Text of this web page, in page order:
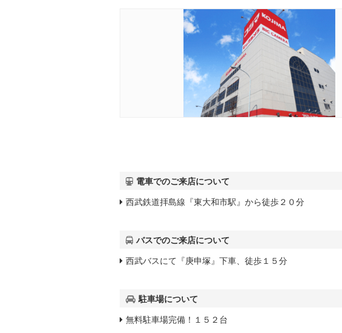
電車でのご来店について
西武鉄道拝島線『東大和市駅』から徒歩２０分
バスでのご来店について
西武バスにて『庚申塚』下車、徒歩１５分
駐車場について
無料駐車場完備！１５２台